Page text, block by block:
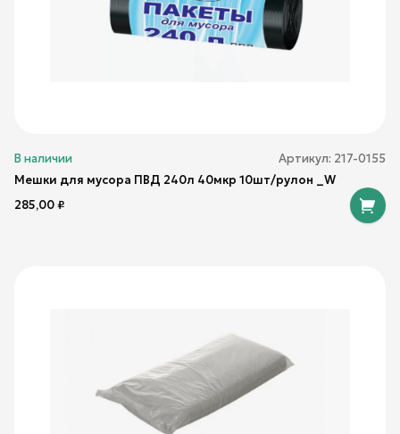
В наличии Артикул: 217-0155
Мешки для мусора ПВД 240л 40мкр 10шт/рулон _W
285,00₽